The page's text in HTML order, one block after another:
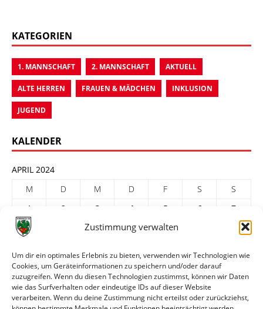
Zustimmung verwalten
Um dir ein optimales Erlebnis zu bieten, verwenden wir Technologien wie
Cookies, um Geräteinformationen zu speichern und/oder darauf
zuzugreifen. Wenn du diesen Technologien zustimmst, können wir Daten
wie das Surfverhalten oder eindeutige IDs auf dieser Website
verarbeiten. Wenn du deine Zustimmung nicht erteilst oder zurückziehst,
KATEGORIEN
1. MANNSCHAFT 2. MANNSCHAFT AKTUELL
ALTE HERREN FRAUEN & MÄDCHEN INKLUSION
JUGEND
KALENDER
APRIL 2024
M
D M D F S
S
1
2 3 4 5 6
7
8
10 11 12
22
23 24 25 26 27
29
30
« März
Mai »